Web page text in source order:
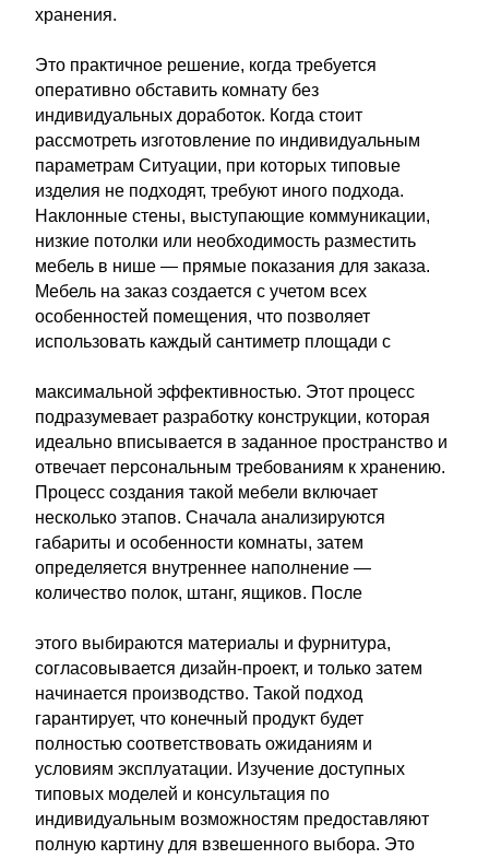
хранения.
Это практичное решение, когда требуется
оперативно обставить комнату без
индивидуальных доработок. Когда стоит
рассмотреть изготовление по индивидуальным
параметрам Ситуации, при которых типовые
изделия не подходят, требуют иного подхода.
Наклонные стены, выступающие коммуникации,
низкие потолки или необходимость разместить
мебель в нише — прямые показания для заказа.
Мебель на заказ создается с учетом всех
особенностей помещения, что позволяет
использовать каждый сантиметр площади с
максимальной эффективностью. Этот процесс
подразумевает разработку конструкции, которая
идеально вписывается в заданное пространство и
отвечает персональным требованиям к хранению.
Процесс создания такой мебели включает
несколько этапов. Сначала анализируются
габариты и особенности комнаты, затем
определяется внутреннее наполнение —
количество полок, штанг, ящиков. После
этого выбираются материалы и фурнитура,
согласовывается дизайн-проект, и только затем
начинается производство. Такой подход
гарантирует, что конечный продукт будет
полностью соответствовать ожиданиям и
условиям эксплуатации. Изучение доступных
типовых моделей и консультация по
индивидуальным возможностям предоставляют
полную картину для взвешенного выбора. Это